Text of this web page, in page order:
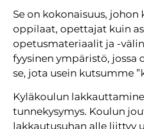
Se on kokonaisuus,
oppilaat, opettajat kuin
opetusmateriaalit ja -
fyysinen ympäristö, jossa
se, jota usein kutsumme
Kyläkoulun
tunnekysymys. Koulun
lakkautusuhan alle liittyy